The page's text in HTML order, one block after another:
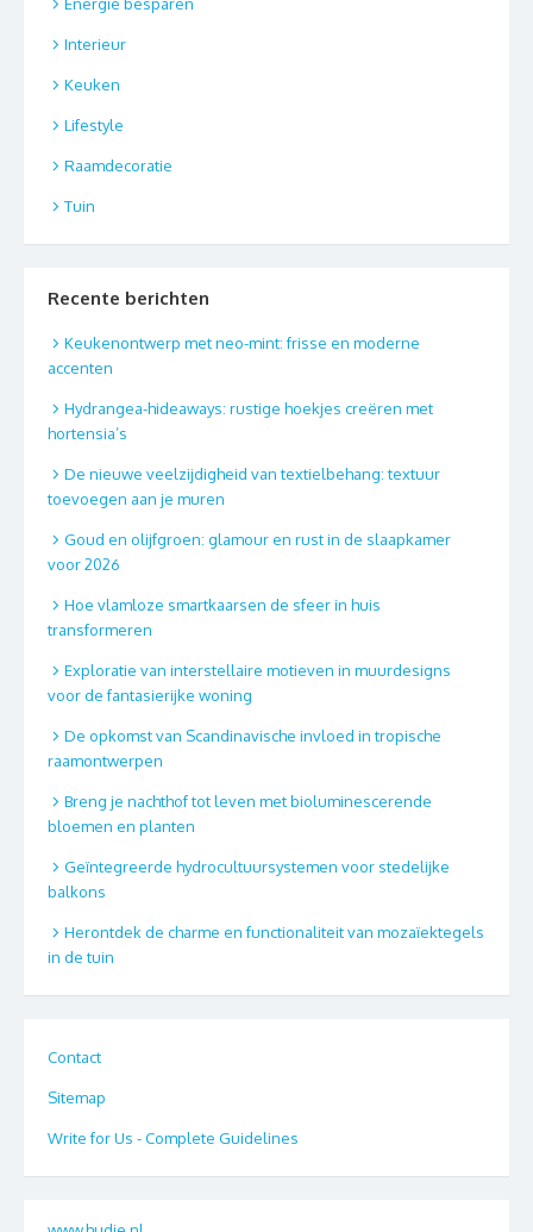
Interieur
Keuken
Lifestyle
Raamdecoratie
Tuin
Recente berichten
Keukenontwerp met neo-mint: frisse en moderne
accenten
Hydrangea-hideaways: rustige hoekjes creëren met
hortensia’s
De nieuwe veelzijdigheid van textielbehang: textuur
toevoegen aan je muren
Goud en olijfgroen: glamour en rust in de slaapkamer
voor 2026
Hoe vlamloze smartkaarsen de sfeer in huis
transformeren
Exploratie van interstellaire motieven in muurdesigns
voor de fantasierijke woning
De opkomst van Scandinavische invloed in tropische
raamontwerpen
Breng je nachthof tot leven met bioluminescerende
bloemen en planten
Geïntegreerde hydrocultuursystemen voor stedelijke
balkons
Herontdek de charme en functionaliteit van mozaïektegels
in de tuin
Contact
Sitemap
Write for Us - Complete Guidelines